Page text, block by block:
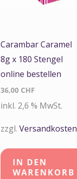
Carambar Caramel
8g x 180 Stengel
online bestellen
36,00 CHF
inkl. 2,6 % MwSt.
zzgl.Versandkosten
IN DEN
WARENKORB